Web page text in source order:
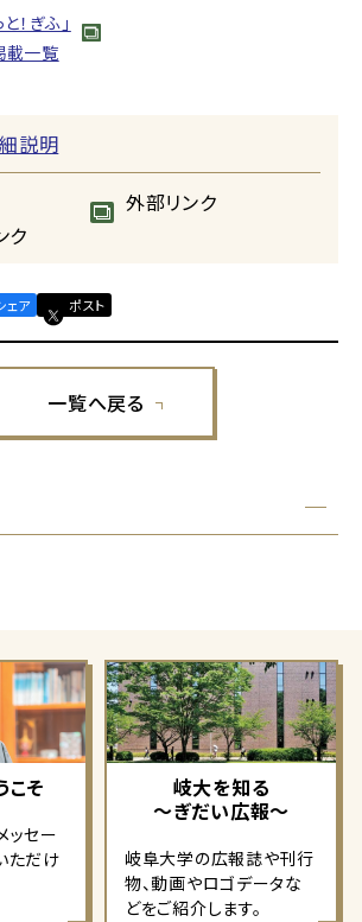
！ぎふ」
載一覧
説明
外部リンク
ク
ェア ポスト
一覧へ戻る
こそ
ッセー
ただけ
岐大を知る
～ぎだい広報～
岐阜大学の広報誌や刊行
物、動画やロゴデータな
どをご紹介します。